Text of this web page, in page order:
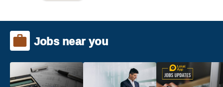
Jobs near you